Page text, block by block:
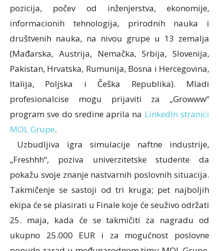
pozicija, počev od inženjerstva, ekonomije,
informacionih tehnologija, prirodnih nauka i
društvenih nauka, na nivou grupe u 13 zemalja
(Mađarska, Austrija, Nemačka, Srbija, Slovenija,
Pakistan, Hrvatska, Rumunija, Bosna i Hercegovina,
Italija, Poljska i Češka Republika). Mladi
profesionalcise mogu prijaviti za „Growww“
program sve do sredine aprila na LinkedIn stranici
MOL Grupe.
Uzbudljiva igra simulacije naftne industrije,
„Freshhh“, poziva univerzitetske studente da
pokažu svoje znanje nastvarnih poslovnih situacija.
Takmičenje se sastoji od tri kruga; pet najboljih
ekipa će se plasirati u Finale koje će seuživo održati
25. maja, kada će se takmičiti za nagradu od
ukupno 25.000 EUR i za mogućnost poslovne